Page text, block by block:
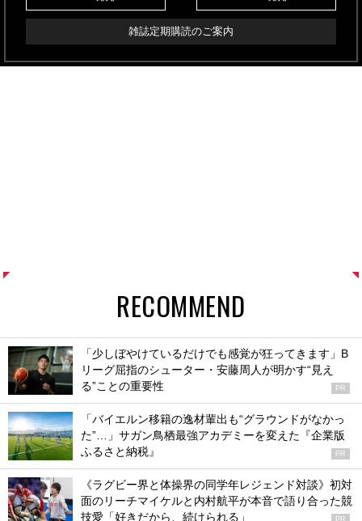
雑誌定期購読のご案内
RECOMMEND
「少しぼやけているだけでも感覚が狂ってきます」B
リーグ屈指のシューター・安藤周人が明かす“見え
る”ことの重要性
PR
「バイエルン移籍の逸材輩出も“グラウンドがなかっ
た”…」サガン鳥栖最強アカデミーを変えた『企業版
ふるさと納税』
PR
《ラグビー界と体操界の同学年レジェンド対談》初対
面のリーチマイケルと内村航平が本音で語り合った競
技愛「好きだから、続けられる」